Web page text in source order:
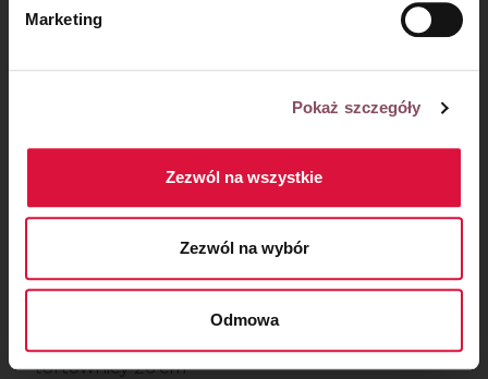
Marketing
Pokaż szczegóły
Zezwól na wszystkie
Zezwól na wybór
Odmowa
Formy prostokątne z odpinanym
forma prostokątna mała
tortownicy 26 cm